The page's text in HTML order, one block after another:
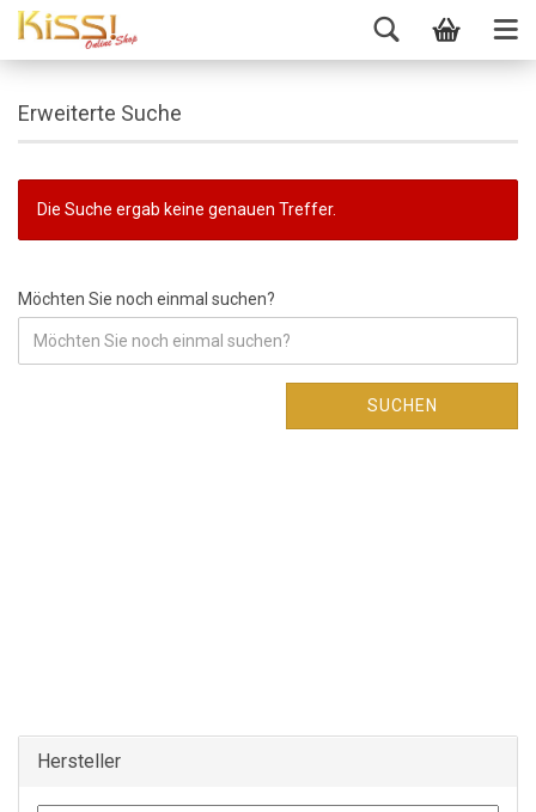
Erweiterte Suche
Die Suche ergab keine genauen Treffer.
Möchten Sie noch einmal suchen?
SUCHEN
Hersteller